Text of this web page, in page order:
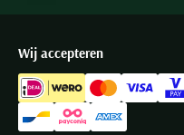
Wij accepteren